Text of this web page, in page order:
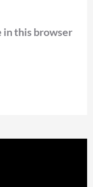
in this browser